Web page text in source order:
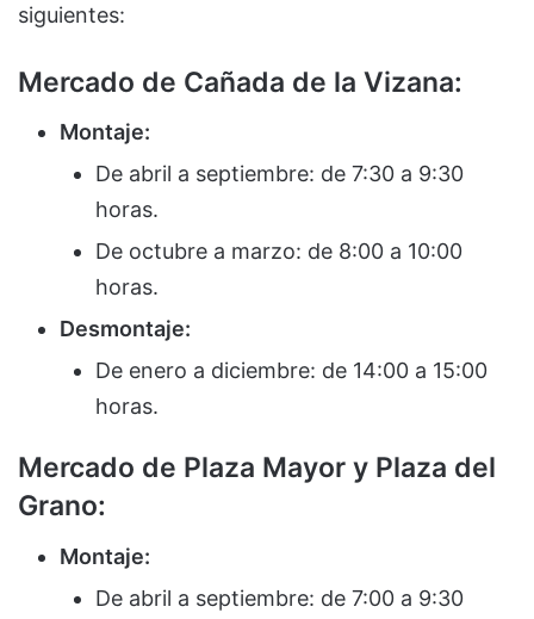
siguientes:
Mercado de Cañada de la Vizana:
Montaje:
De abril a septiembre: de 7:30 a 9:30
horas.
De octubre a marzo: de 8:00 a 10:00
horas.
Desmontaje:
De enero a diciembre: de 14:00 a 15:00
horas.
Mercado de Plaza Mayor y Plaza del
Grano:
Montaje:
De abril a septiembre: de 7:00 a 9:30